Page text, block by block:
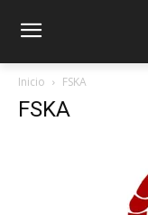
Inicio FSKA
FSKA